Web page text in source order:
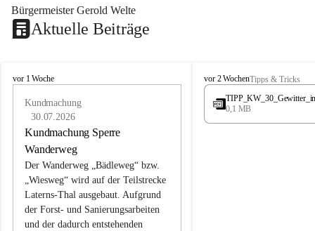
Bürgermeister Gerold Welte
Aktuelle Beiträge
L
vor 1 Woche
Kundmachung
30.07.2026
Kundmachung Sperre
Wanderweg
Der Wanderweg „Bädleweg“ bzw.
„Wiesweg“ wird auf der Teilstrecke
Laterns-Thal ausgebaut. Aufgrund
der Forst- und Sanierungsarbeiten
und der dadurch entstehenden
L
a
e
vor 2 WochenTipps & Tricks
0,1 MB